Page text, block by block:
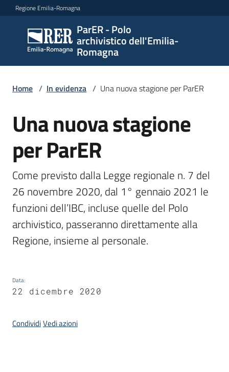
Vai al contenuto
Vai alla navigazione
Vai al footer
Regione Emilia-Romagna
ParER - Polo
archivistico dell'Emilia-
Romagna
ParER -
Polo
archivistico
Romagna
Polo
archivistico
storico
Conservazione
Home / In evidenza / Una nuova stagione per ParER
Salta al contenuto
Una nuova stagione
per ParER
Come previsto dalla Legge regionale n. 7 del
26 novembre 2020, dal 1° gennaio 2021 le
funzioni dell’IBC, incluse quelle del Polo
archivistico, passeranno direttamente alla
Regione, insieme al personale.
Data:
22 dicembre 2020
CondividiVedi azioni